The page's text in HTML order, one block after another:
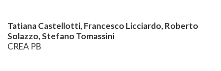
Tatiana Castellotti, Francesco Licciardo, Roberto
Solazzo, Stefano Tomassini
CREA PB